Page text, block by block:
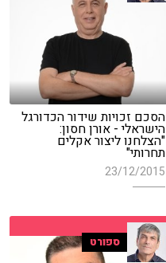
הסכם זכויות שידור הכדורגל
הישראלי - אורן חסון:
"הצלחנו ליצור אקלים
תחרותי"
23/12/2015
ספורט